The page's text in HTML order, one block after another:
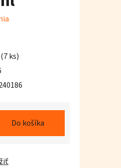
(7 ks)
Do košíka